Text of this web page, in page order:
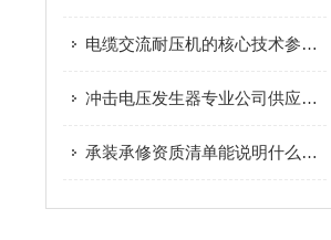
电缆交流耐压机的核心技术参数你了解吗
冲击电压发生器专业公司供应产品有保障
承装承修资质清单能说明什么，为何选择的时候要慎重